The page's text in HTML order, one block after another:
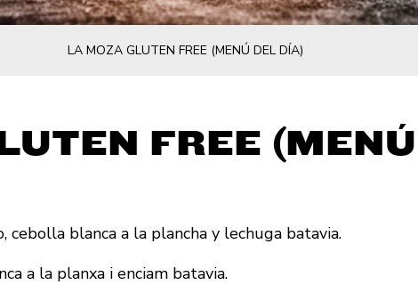
LA MOZA GLUTEN FREE (MENÚ DEL DÍA)
FREE
cebolla blanca a la plancha y lechuga batavia.
a la planxa i enciam batavia.